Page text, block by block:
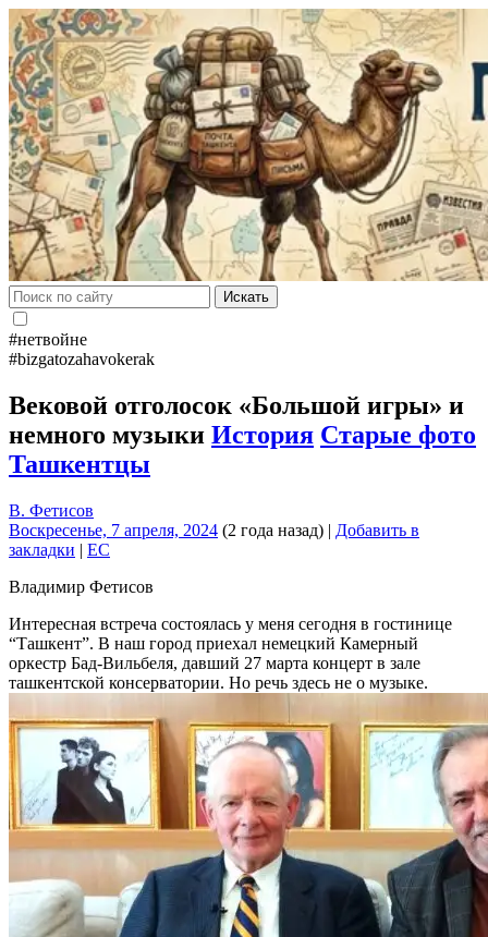
Искать
#нетвойне
#bizgatozahavokerak
Вековой отголосок «Большой игры» и
немного музыки История Старые фото
Ташкентцы
В. Фетисов
Воскресенье, 7 апреля, 2024 (2 года назад) | Добавить в
закладки | EC
Владимир Фетисов
Интересная встреча состоялась у меня сегодня в гостинице
“Ташкент”. В наш город приехал немецкий Камерный
оркестр Бад-Вильбеля, давший 27 марта концерт в зале
ташкентской консерватории. Но речь здесь не о музыке.